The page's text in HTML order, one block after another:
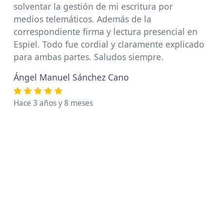
solventar la gestión de mi escritura por
medios telemáticos. Además de la
correspondiente firma y lectura presencial en
Espiel. Todo fue cordial y claramente explicado
para ambas partes. Saludos siempre.
Ángel Manuel Sánchez Cano
Hace 3 años y 8 meses